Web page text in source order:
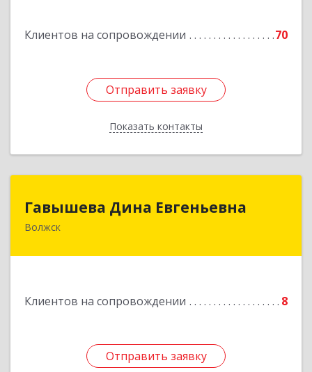
Клиентов на сопровождении 70
Отправить заявку
Показать контакты
Отправить заявку
Назад
Гавышева Дина Евгеньевна
Волжск
Клиентов на сопровождении 8
Отправить заявку
Отправить заявку